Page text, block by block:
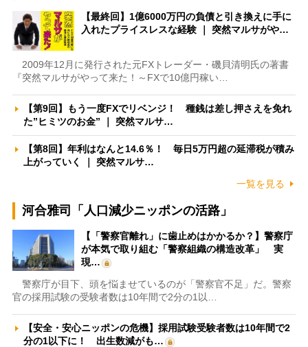
【最終回】1億6000万円の負債と引き換えに手に
入れたプライスレスな経験 ｜ 突然マルサがや…
2009年12月に発行された元FXトレーダー・磯貝清明氏の著書
『突然マルサがやって来た！～FXで10億円稼い…
【第9回】もう一度FXでリベンジ！ 種銭は差し押さえを免れ
た”ヒミツのお金” ｜ 突然マルサ…
【第8回】年利はなんと14.6％！ 毎日5万円超の延滞税が積み
上がっていく ｜ 突然マルサ…
一覧を見る
河合雅司「人口減少ニッポンの活路」
【「警察官離れ」に歯止めはかかるか？】警察庁
が本気で取り組む「警察組織の構造改革」 実
現…
警察庁が目下、頭を悩ませているのが「警察官不足」だ。警察
官の採用試験の受験者数は10年間で2分の1以…
【安全・安心ニッポンの危機】採用試験受験者数は10年間で2
分の1以下に！ 出生数減がも…